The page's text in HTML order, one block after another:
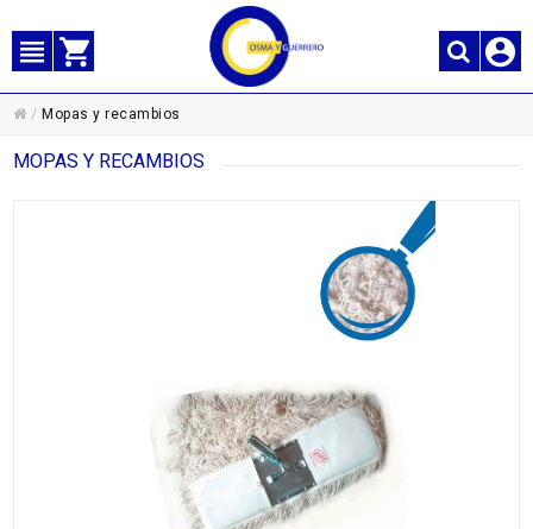
/ Mopas y recambios
MOPAS Y RECAMBIOS